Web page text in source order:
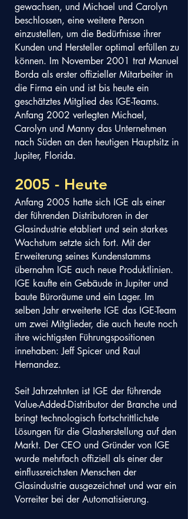
gewachsen, und Michael und Carolyn
beschlossen, eine weitere Person
einzustellen, um die Bedürfnisse ihrer
Kunden und Hersteller optimal erfüllen zu
können. Im November 2001 trat Manuel
Borda als erster offizieller Mitarbeiter in
die Firma ein und ist bis heute ein
geschätztes Mitglied des IGE-Teams.
Anfang 2002 verlegten Michael,
Carolyn und Manny das Unternehmen
nach Süden an den heutigen Hauptsitz in
Jupiter, Florida.
2005 - Heute
Anfang 2005 hatte sich IGE als einer
der führenden Distributoren in der
Glasindustrie etabliert und sein starkes
Wachstum setzte sich fort. Mit der
Erweiterung seines Kundenstamms
übernahm IGE auch neue Produktlinien.
IGE kaufte ein Gebäude in Jupiter und
baute Büroräume und ein Lager. Im
selben Jahr erweiterte IGE das IGE-Team
um zwei Mitglieder, die auch heute noch
ihre wichtigsten Führungspositionen
innehaben: Jeff Spicer und Raul
Hernandez.
Seit Jahrzehnten ist IGE der führende
Value-Added-Distributor der Branche und
bringt technologisch fortschrittlichste
Lösungen für die Glasherstellung auf den
Markt. Der CEO und Gründer von IGE
wurde mehrfach offiziell als einer der
einflussreichsten Menschen der
Glasindustrie ausgezeichnet und war ein
Vorreiter bei der Automatisierung.